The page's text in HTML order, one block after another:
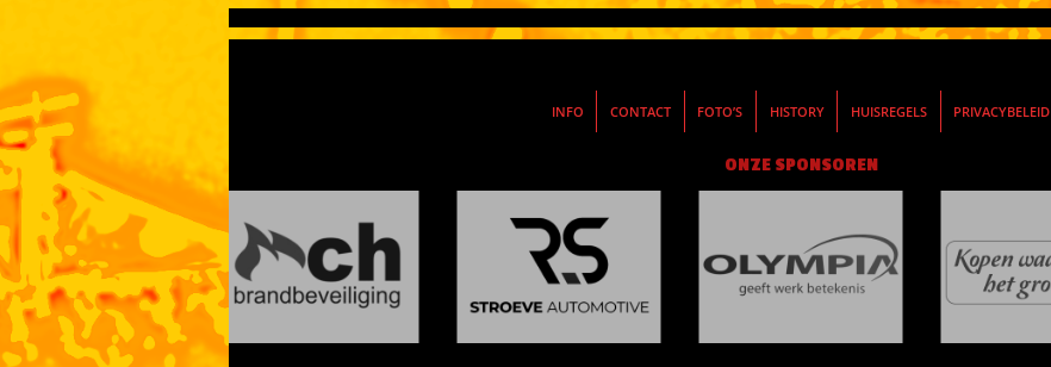
INFO CONTACT FOTO’S HISTORY HUISREGELS PRIVACYBELEID
ONZE SPONSOREN